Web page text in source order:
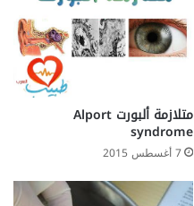
متلازمة ألبورت Alport
syndrome
7 أغسطس 2015